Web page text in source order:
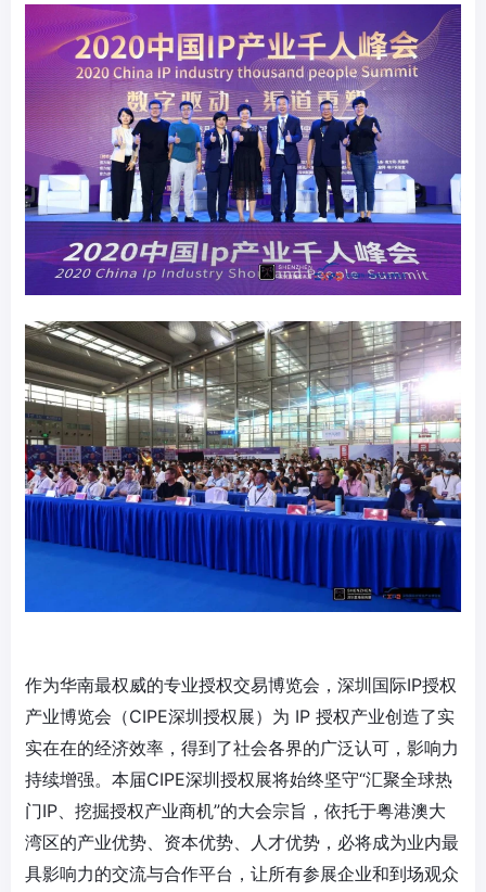
作为华南最权威的专业授权交易博览会，深圳国际IP授权
产业博览会（CIPE深圳授权展）为 IP 授权产业创造了实
实在在的经济效率，得到了社会各界的广泛认可，影响力
持续增强。本届CIPE深圳授权展将始终坚守“汇聚全球热
门IP、挖掘授权产业商机”的大会宗旨，依托于粤港澳大
湾区的产业优势、资本优势、人才优势，必将成为业内最
具影响力的交流与合作平台，让所有参展企业和到场观众